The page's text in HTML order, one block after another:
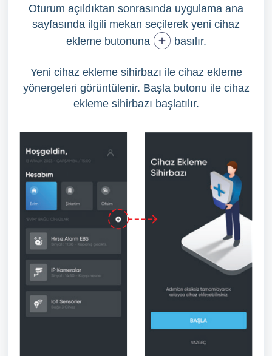
Oturum açıldıktan sonrasında uygulama ana
sayfasında ilgili mekan seçilerek yeni cihaz
ekleme butonuna
basılır.
Yeni cihaz ekleme sihirbazı ile cihaz ekleme
yönergeleri görüntülenir. Başla butonu ile cihaz
ekleme sihirbazı başlatılır.